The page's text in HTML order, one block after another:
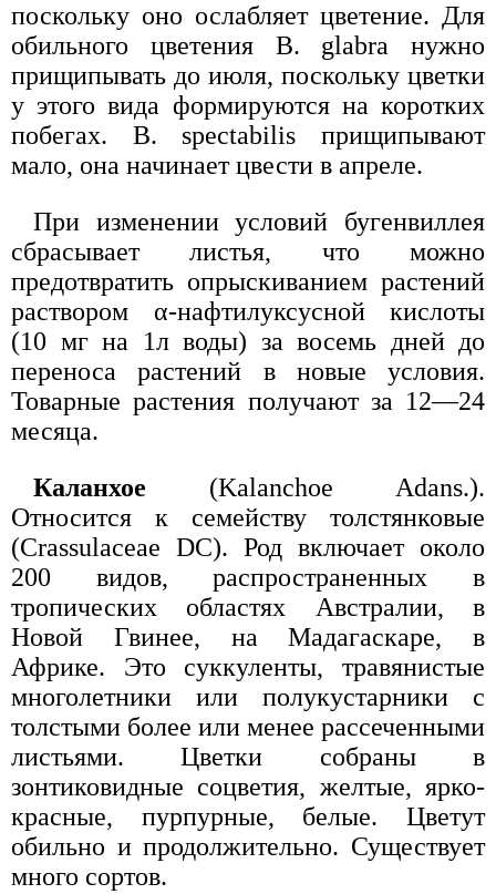
поскольку оно ослабляет цветение. Для
обильного цветения В. glabra нужно
прищипывать до июля, поскольку цветки
у этого вида формируются на коротких
побегах. В. spectabilis прищипывают
мало, она начинает цвести в апреле.
При изменении условий бугенвиллея
сбрасывает листья, что можно
предотвратить опрыскиванием растений
раствором α-нафтилуксусной кислоты
(10 мг на 1л воды) за восемь дней до
переноса растений в новые условия.
Товарные растения получают за 12—24
месяца.
Каланхое (Kalanchoe Adans.).
Относится к семейству толстянковые
(Crassulaceae DC). Род включает около
200 видов, распространенных в
тропических областях Австралии, в
Новой Гвинее, на Мадагаскаре, в
Африке. Это суккуленты, травянистые
многолетники или полукустарники с
толстыми более или менее рассеченными
листьями. Цветки собраны в
зонтиковидные соцветия, желтые, ярко-
красные, пурпурные, белые. Цветут
обильно и продолжительно. Существует
много сортов.